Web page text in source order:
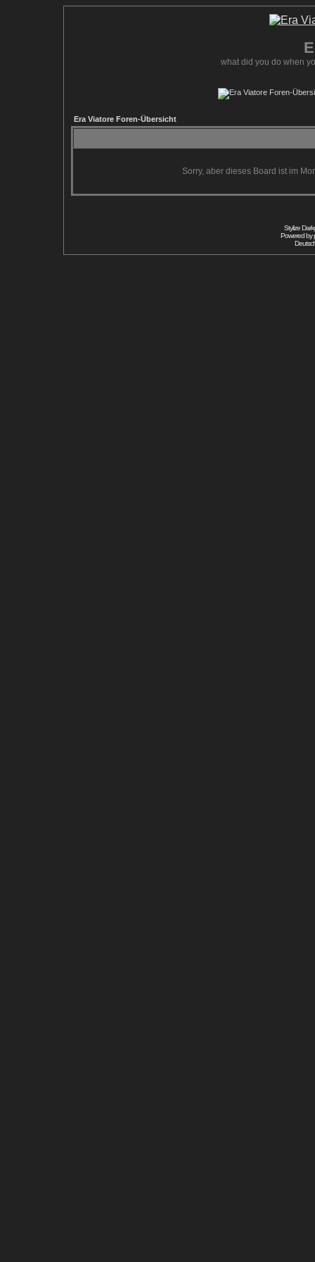
what did you do when
Era Viatore Foren-Übersicht
Sorry, aber dieses Board ist im
Stylize
Powered by